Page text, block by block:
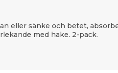
eller sänke och betet,
med hake. 2-pack.